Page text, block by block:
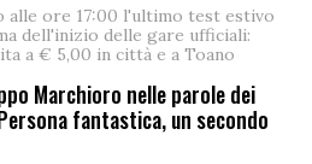
alle ore 17:00 l'ultimo test estivo
dell'inizio delle gare ufficiali:
a € 5,00 in città e a Toano
Marchioro nelle parole dei
fantastica, un secondo